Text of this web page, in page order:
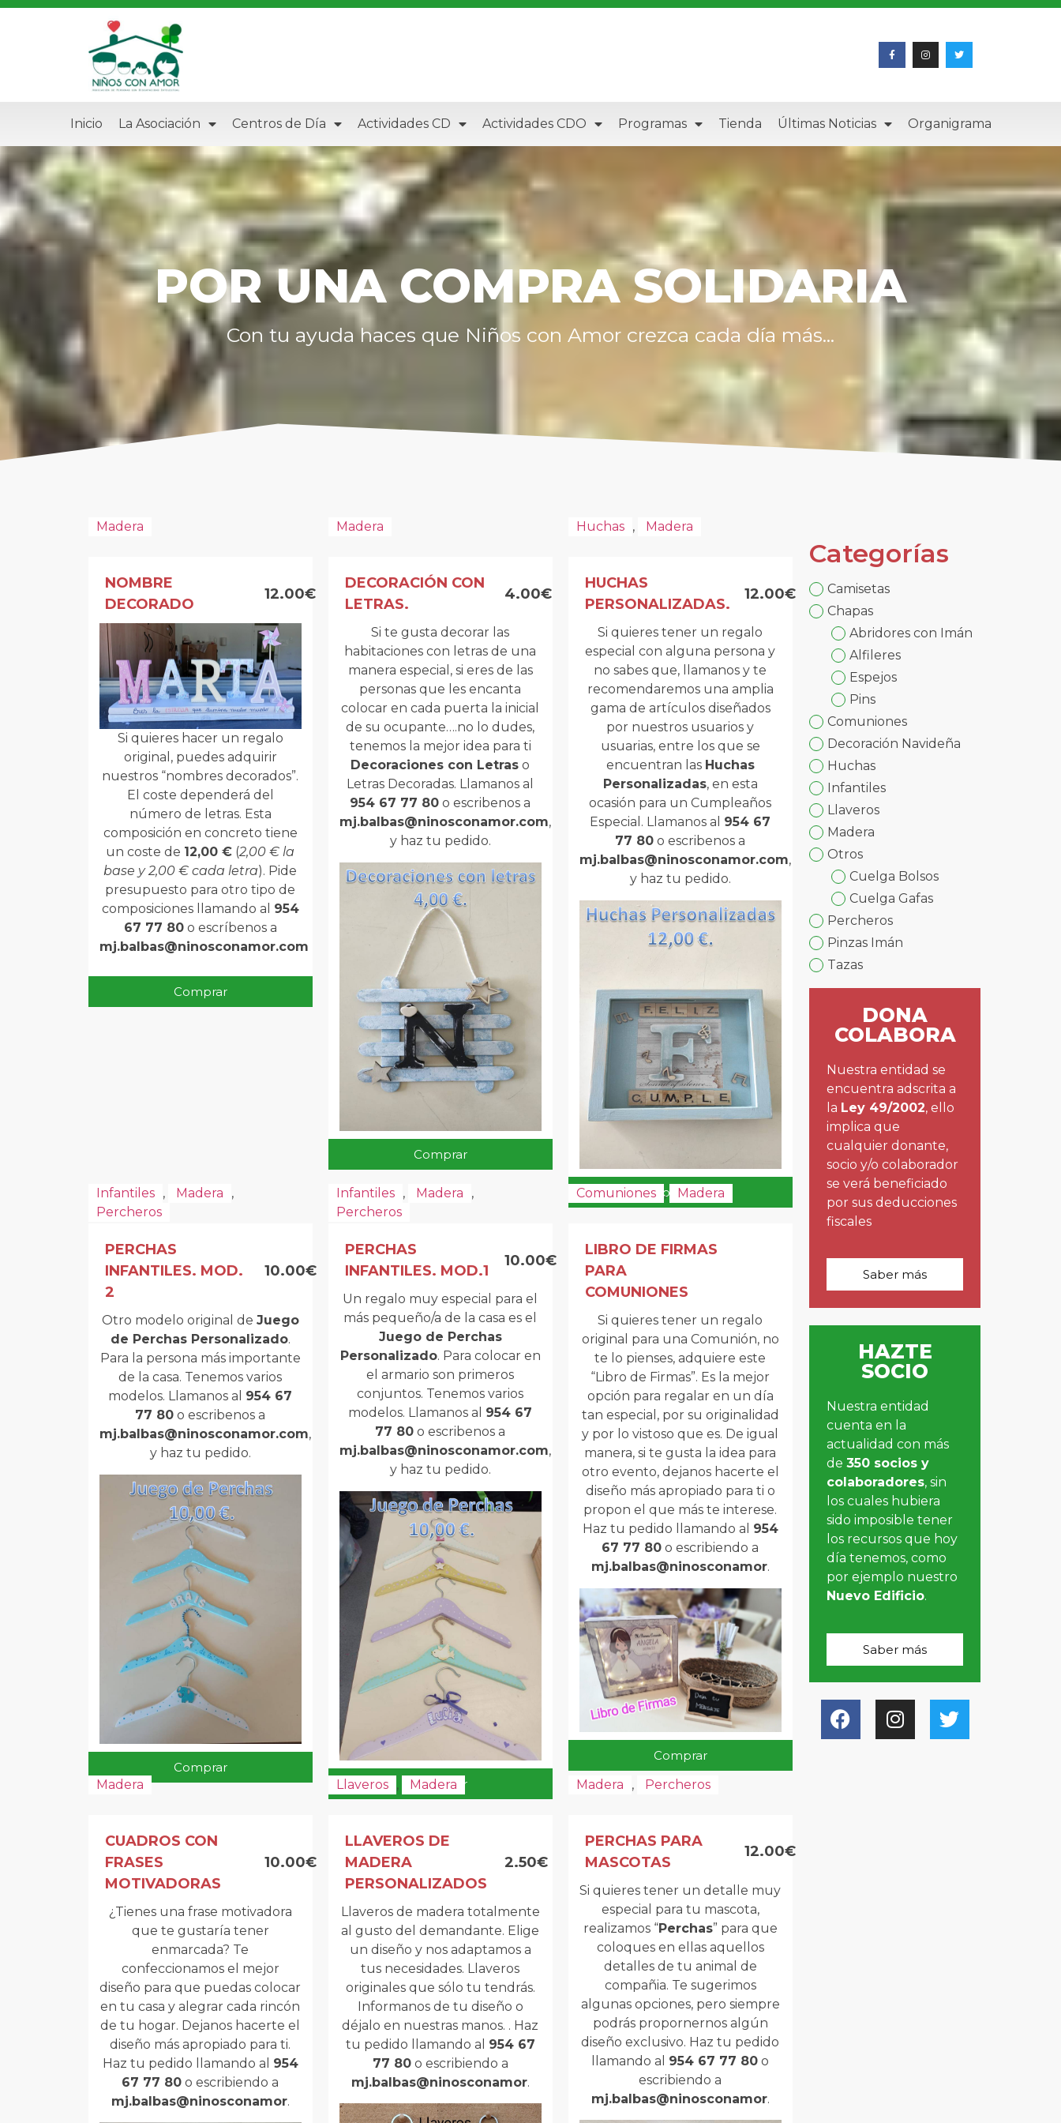
Inicio La Asociación Centros de Día Actividades CD Actividades CDO Programas Tienda Últimas Noticias Organigrama
POR UNA COMPRA SOLIDARIA
Con tu ayuda haces que Niños con Amor crezca cada día más...
Madera
NOMBRE
DECORADO
12.00€
Si quieres hacer un regalo
original, puedes adquirir
nuestros “nombres decorados”.
El coste dependerá del
número de letras. Esta
composición en concreto tiene
un coste de 12,00 € (2,00 € la
base y 2,00 € cada letra). Pide
presupuesto para otro tipo de
composiciones llamando al 954
67 77 80o escríbenos a
mj.balbas@ninosconamor.com
Comprar
Madera
DECORACIÓN CON
LETRAS.
4.00€
Si te gusta decorar las
habitaciones con letras de una
manera especial, si eres de las
personas que les encanta
colocar en cada puerta la inicial
de su ocupante….no lo dudes,
tenemos la mejor idea para ti
Decoraciones con Letras o
Letras Decoradas. Llamanos al
954 67 77 80 o escribenos a
mj.balbas@ninosconamor.com,
y haz tu pedido.
Comprar
Huchas , Madera
HUCHAS
PERSONALIZADAS.
12.00€
Si quieres tener un regalo
especial con alguna persona y
no sabes que, llamanos y te
recomendaremos una amplia
gama de artículos diseñados
por nuestros usuarios y
usuarias, entre los que se
encuentran las Huchas
Personalizadas, en esta
ocasión para un Cumpleaños
Especial. Llamanos al 954 67
77 80 o escribenos a
mj.balbas@ninosconamor.com,
y haz tu pedido.
Comprar
Infantiles , Madera
,
Percheros
PERCHAS
INFANTILES. MOD.
2
10.00€
Otro modelo original de Juego
de Perchas Personalizado.
Para la persona más importante
de la casa. Tenemos varios
modelos. Llamanos al 954 67
77 80 o escribenos a
mj.balbas@ninosconamor.com,
y haz tu pedido.
Comprar
Infantiles , Madera
,
Percheros
PERCHAS
INFANTILES. MOD.1
10.00€
Un regalo muy especial para el
más pequeño/a de la casa es el
Juego de Perchas
Personalizado. Para colocar en
el armario son primeros
conjuntos. Tenemos varios
modelos. Llamanos al 954 67
77 80 o escribenos a
mj.balbas@ninosconamor.com,
y haz tu pedido.
Comprar
Comuniones , Madera
LIBRO DE FIRMAS
PARA
COMUNIONES
Si quieres tener un regalo
original para una Comunión, no
te lo pienses, adquiere este
“Libro de Firmas”. Es la mejor
opción para regalar en un día
tan especial, por su originalidad
y por lo vistoso que es. De igual
manera, si te gusta la idea para
otro evento, dejanos hacerte el
diseño más apropiado para ti o
propon el que más te interese.
Haz tu pedido llamando al 954
67 77 80 o escribiendo a
mj.balbas@ninosconamor.
Comprar
Madera
CUADROS CON
FRASES
MOTIVADORAS
10.00€
¿Tienes una frase motivadora
que te gustaría tener
enmarcada? Te
confeccionamos el mejor
diseño para que puedas colocar
en tu casa y alegrar cada rincón
de tu hogar. Dejanos hacerte el
diseño más apropiado para ti.
Haz tu pedido llamando al 954
67 77 80 o escribiendo a
mj.balbas@ninosconamor.
Llaveros , Madera
LLAVEROS DE
MADERA
PERSONALIZADOS
2.50€
Llaveros de madera totalmente
al gusto del demandante. Elige
un diseño y nos adaptamos a
tus necesidades. Llaveros
originales que sólo tu tendrás.
Informanos de tu diseño o
déjalo en nuestras manos. . Haz
tu pedido llamando al 954 67
77 80o escribiendo a
mj.balbas@ninosconamor.
Madera , Percheros
PERCHAS PARA
MASCOTAS
12.00€
Si quieres tener un detalle muy
especial para tu mascota,
realizamos “Perchas” para que
coloques en ellas aquellos
detalles de tu animal de
compañia. Te sugerimos
algunas opciones, pero siempre
podrás propornernos algún
diseño exclusivo. Haz tu pedido
llamando al 954 67 77 80 o
escribiendo a
mj.balbas@ninosconamor.
Categorías
Camisetas
Chapas
Abridores con Imán
Alfileres
Espejos
Pins
Comuniones
Decoración Navideña
Huchas
Infantiles
Llaveros
Madera
Otros
Cuelga Bolsos
Cuelga Gafas
Percheros
Pinzas Imán
Tazas
DONA
COLABORA
Nuestra entidad se
encuentra adscrita a
la Ley 49/2002, ello
implica que
cualquier donante,
socio y/o colaborador
se verá beneficiado
por sus deducciones
fiscales
Saber más
HAZTE
SOCIO
Nuestra entidad
cuenta en la
actualidad con más
de350 socios y
colaboradores, sin
los cuales hubiera
sido imposible tener
los recursos que hoy
día tenemos, como
por ejemplo nuestro
Nuevo Edificio.
Saber más